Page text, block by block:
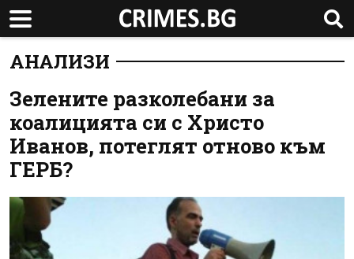
АНАЛИЗИ
Зелените разколебани за
коалицията си с Христо
Иванов, потеглят отново към
ГЕРБ?